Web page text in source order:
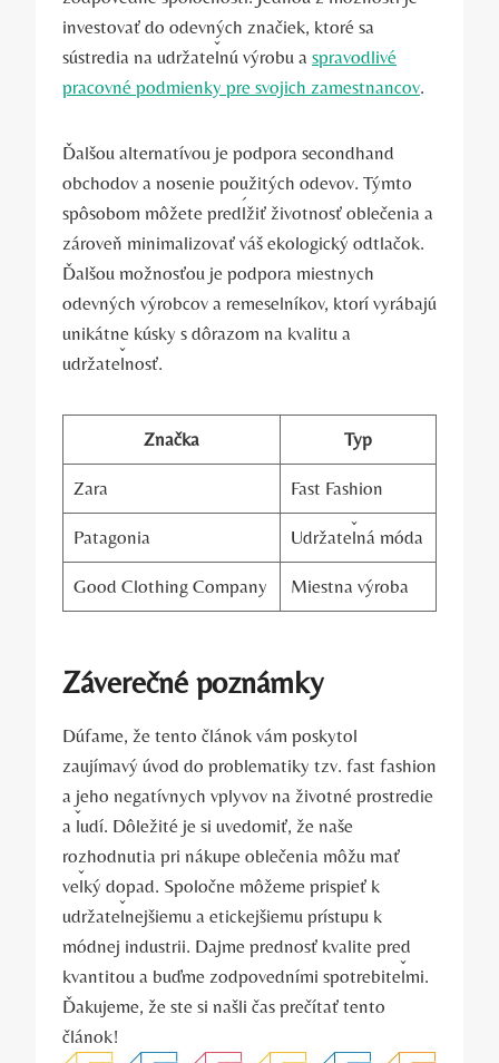
investovať do odevných značiek, ktoré sa
sústredia na udržateľnú výrobu a spravodlivé
pracovné podmienky pre svojich zamestnancov.
Ďalšou alternatívou je podpora secondhand
obchodov a nosenie použitých odevov. Týmto
spôsobom môžete predĺžiť životnosť oblečenia a
zároveň minimalizovať váš ekologický odtlačok.
Ďalšou možnosťou je podpora miestnych
odevných výrobcov a remeselníkov, ktorí vyrábajú
unikátne kúsky s dôrazom na kvalitu a
udržateľnosť.
Značka Typ
Zara Fast Fashion
Patagonia Udržateľná móda
Good Clothing Company Miestna výroba
Záverečné poznámky
Dúfame, že tento článok vám poskytol
zaujímavý úvod do problematiky tzv. fast fashion
a jeho negatívnych vplyvov na životné prostredie
a ľudí. Dôležité je si uvedomiť, že naše
rozhodnutia pri nákupe oblečenia môžu mať
veľký dopad. Spoločne môžeme prispieť k
udržateľnejšiemu a etickejšiemu prístupu k
módnej industrii. Dajme prednosť kvalite pred
kvantitou a buďme zodpovedními spotrebiteľmi.
Ďakujeme, že ste si našli čas prečítať tento
článok!